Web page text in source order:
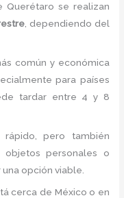
Querétaro se realizan
, dependiendo del
común y económica
para países
tardar entre 4 y 8
pero también
personales o
opción viable.
cerca de México o en